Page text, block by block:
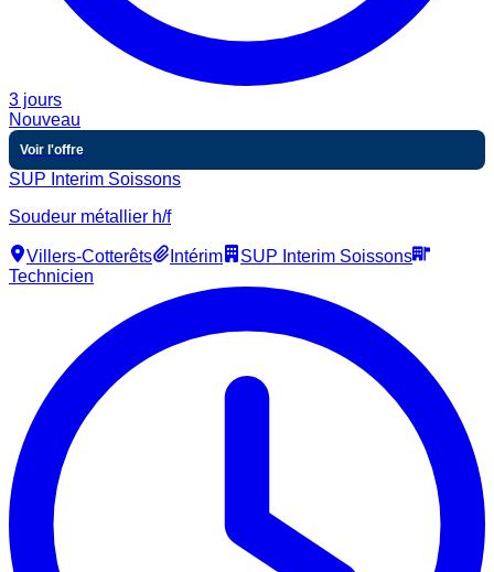
3 jours
Nouveau
Voir l'offre
SUP Interim Soissons
Soudeur métallier h/f
Villers-Cotterêts Intérim
SUP Interim Soissons
Technicien